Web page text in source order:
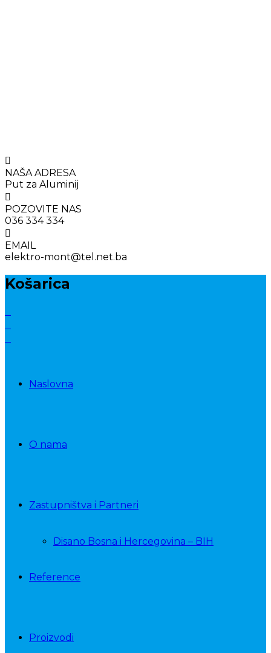
NAŠA ADRESA
Put za Aluminij
POZOVITE NAS
036 334 334
EMAIL
elektro-mont@tel.net.ba
Košarica
Naslovna
O nama
Zastupništva i Partneri
Disano Bosna i Hercegovina – BIH
Reference
Proizvodi